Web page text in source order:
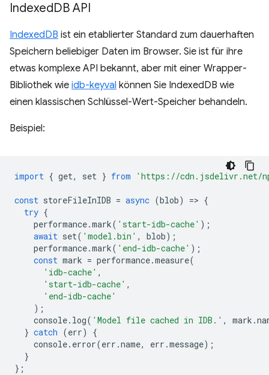
IndexedDB API
IndexedDB ist ein etablierter Standard zum dauerhaften
Speichern beliebiger Daten im Browser. Sie ist für ihre
etwas komplexe API bekannt, aber mit einer Wrapper-
Bibliothek wie idb-keyval können Sie IndexedDB wie
einen klassischen Schlüssel-Wert-Speicher behandeln.
Beispiel:
import { get, set } from 'https://cdn.jsdelivr.net/
const storeFileInIDB = async (blob) => {
try {
performance.mark( 'start-idb-cache' );
await set( 'model.bin' , blob);
performance.mark( 'end-idb-cache' );
const mark = performance.measure(
'idb-cache' ,
'start-idb-cache' ,
'end-idb-cache'
);
console. log( 'Model file cached in IDB.' , mark .
} catch (err)
{
console. error(err .name, err .message);
}
};